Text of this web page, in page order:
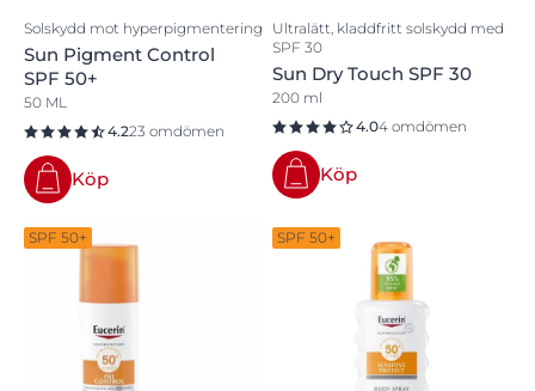
Solskydd mot hyperpigmentering
Sun Pigment Control
SPF 50+
50 ML
4.223 omdömen
Köp
Ultralätt, kladdfritt solskydd med
SPF 30
Sun Dry Touch SPF 30
200 ml
4.04 omdömen
Köp
SPF 50+ SPF 50+